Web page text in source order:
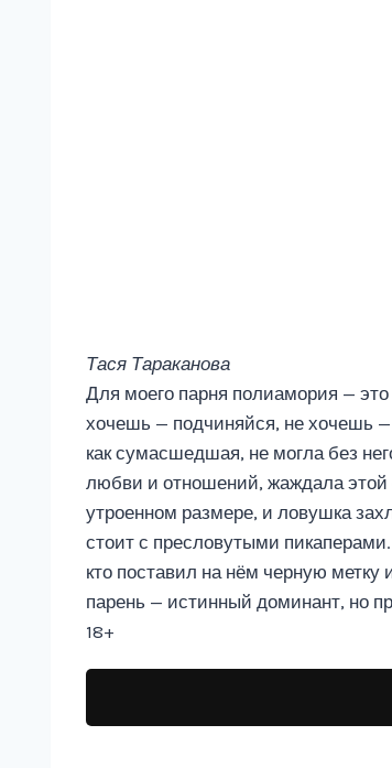
Тася Тараканова
Для моего парня полиамория —
хочешь — подчиняйся, не хочешь
как сумасшедшая, не могла без
любви и отношений, жаждала этой
утроенном размере, и ловушка
стоит с пресловутыми
кто поставил на нём черную
парень — истинный доминант, но
18+